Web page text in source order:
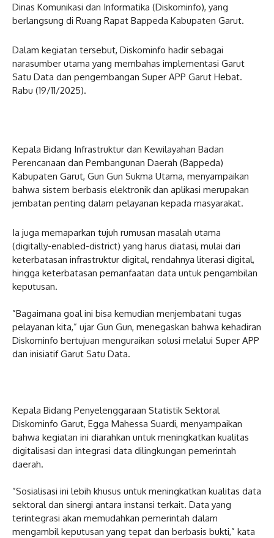
Dinas Komunikasi dan Informatika (Diskominfo), yang
berlangsung di Ruang Rapat Bappeda Kabupaten Garut.
Dalam kegiatan tersebut, Diskominfo hadir sebagai
narasumber utama yang membahas implementasi Garut
Satu Data dan pengembangan Super APP Garut Hebat.
Rabu (19/11/2025).
‎Kepala Bidang Infrastruktur dan Kewilayahan Badan
Perencanaan dan Pembangunan Daerah (Bappeda)
Kabupaten Garut, Gun Gun Sukma Utama, menyampaikan
bahwa sistem berbasis elektronik dan aplikasi merupakan
jembatan penting dalam pelayanan kepada masyarakat.
Ia juga memaparkan tujuh rumusan masalah utama
(digitally-enabled-district) yang harus diatasi, mulai dari
keterbatasan infrastruktur digital, rendahnya literasi digital,
hingga keterbatasan pemanfaatan data untuk pengambilan
keputusan.
‎”Bagaimana goal ini bisa kemudian menjembatani tugas
pelayanan kita,” ujar Gun Gun, menegaskan bahwa kehadiran
Diskominfo bertujuan menguraikan solusi melalui Super APP
dan inisiatif Garut Satu Data.
‎Kepala Bidang Penyelenggaraan Statistik Sektoral
Diskominfo Garut, Egga Mahessa Suardi, menyampaikan
bahwa kegiatan ini diarahkan untuk meningkatkan kualitas
digitalisasi dan integrasi data dilingkungan pemerintah
daerah.
‎”Sosialisasi ini lebih khusus untuk meningkatkan kualitas data
sektoral dan sinergi antara instansi terkait. Data yang
terintegrasi akan memudahkan pemerintah dalam
mengambil keputusan yang tepat dan berbasis bukti,” kata